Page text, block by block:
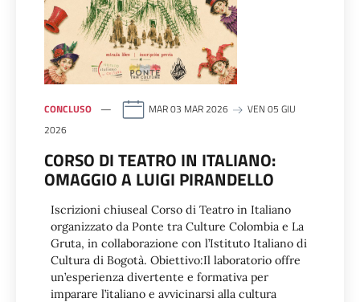
CONCLUSO MAR 03 MAR 2026
VEN 05 GIU
2026
CORSO DI TEATRO IN ITALIANO:
OMAGGIO A LUIGI PIRANDELLO
Iscrizioni chiuseal Corso di Teatro in Italiano
organizzato da Ponte tra Culture Colombia e La
Gruta, in collaborazione con l’Istituto Italiano di
Cultura di Bogotà. Obiettivo:Il laboratorio offre
un’esperienza divertente e formativa per
imparare l’italiano e avvicinarsi alla cultura